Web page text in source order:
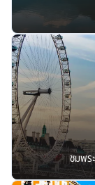
ชมพร